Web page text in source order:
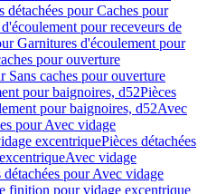
détachées pour Caches pour
pour receveurs de
Garnitures d'écoulement pour
pour ouverture
Sans caches pour ouverture
pour baignoires, d52Pièces
pour baignoires, d52Avec
pour Avec vidage
excentriquePièces détachées
Avec vidage
détachées pour Avec vidage
finition pour vidage excentrique